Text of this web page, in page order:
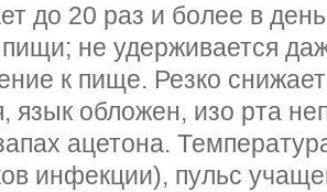
до 20 раз и более в
не удерживается
к пище. Резко
язык обложен, изо рта
ацетона.
инфекции), пульс